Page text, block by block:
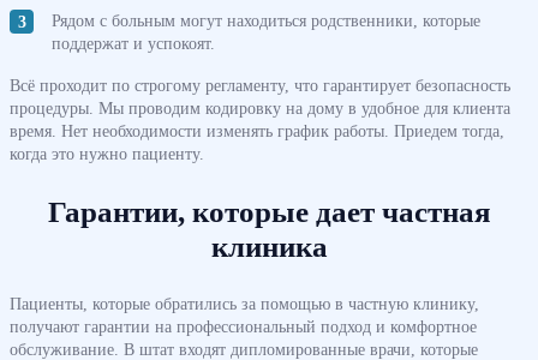
Рядом с больным могут находиться родственники, которые
поддержат и успокоят.
Всё проходит по строгому регламенту, что гарантирует безопасность
процедуры. Мы проводим кодировку на дому в удобное для клиента
время. Нет необходимости изменять график работы. Приедем тогда,
когда это нужно пациенту.
Гарантии, которые дает частная
клиника
Пациенты, которые обратились за помощью в частную клинику,
получают гарантии на профессиональный подход и комфортное
обслуживание. В штат входят дипломированные врачи, которые